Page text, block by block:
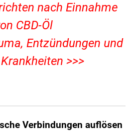
nach Einnahme
CBD-Öl
Entzündungen und
>>>
Verbindungen auflösen